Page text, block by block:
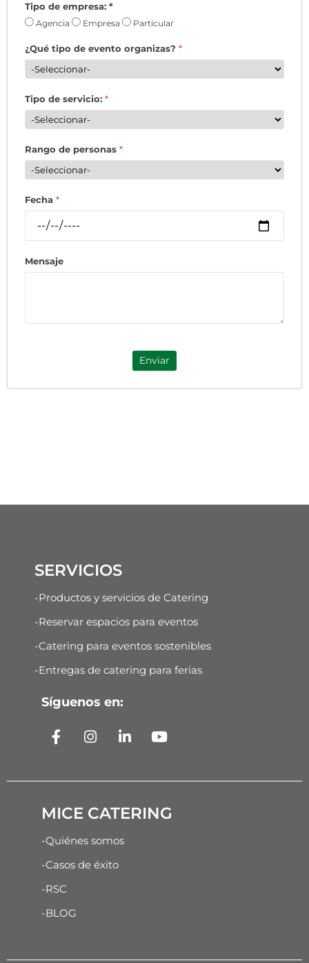
Tipo de empresa: *
Agencia Empresa Particular
¿Qué tipo de evento organizas? *
Tipo de servicio: *
Rango de personas *
Fecha *
Mensaje
Enviar
SERVICIOS
-Productos y servicios de Catering
-Reservar espacios para eventos
-Catering para eventos sostenibles
-Entregas de catering para ferias
Síguenos en:
MICE CATERING
-Quiénes somos
-Casos de éxito
-RSC
-BLOG